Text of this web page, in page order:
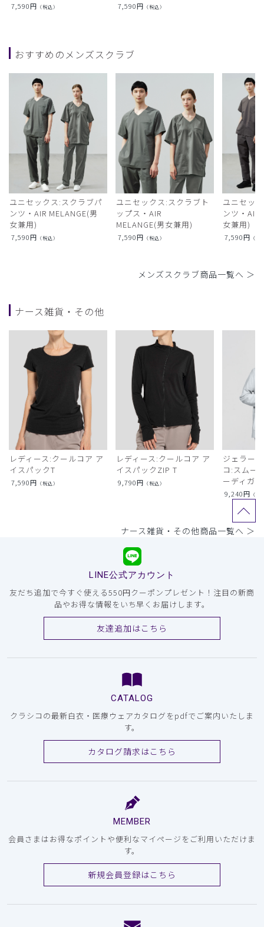
7,590円 （税込） 7,590円 （税込）
おすすめのメンズスクラブ
ユニセックス:スクラブパ
ンツ・AIR MELANGE(男
女兼用)
7,590円 （税込）
ユニセックス:スクラブト
ップス・AIR
MELANGE(男女兼用)
7,590円 （税込）
ユニセッ
ンツ・AIR
女兼用)
7,590円 （税
メンズスクラブ商品一覧へ ＞
ナース雑貨・その他
レディース:クールコア ア
イスパックT
7,590円 （税込）
レディース:クールコア ア
イスパックZIP T
9,790円 （税込）
ジェラー
コ:スムー
ーディガン
9,240円 （税
ナース雑貨・その他商品一覧へ ＞
LINE公式アカウント
友だち追加で今すぐ使える550円クーポンプレゼント！注目の新商
品やお得な情報をいち早くお届けします。
友達追加はこちら
CATALOG
クラシコの最新白衣・医療ウェアカタログをpdfでご案内いたしま
す。
カタログ請求はこちら
MEMBER
会員さまはお得なポイントや便利なマイページをご利用いただけま
す。
新規会員登録はこちら